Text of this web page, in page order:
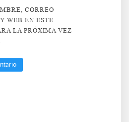
CORREO
WEB EN ESTE
LA PRÓXIMA VEZ